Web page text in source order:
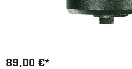
89,00 €*